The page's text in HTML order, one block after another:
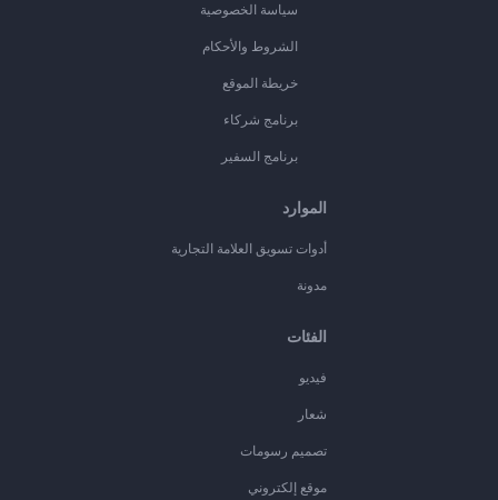
سياسة الخصوصية
الشروط والأحكام
خريطة الموقع
برنامج شركاء
برنامج السفير
الموارد
أدوات تسويق العلامة التجارية
مدونة
الفئات
فيديو
شعار
تصميم رسومات
موقع إلكتروني